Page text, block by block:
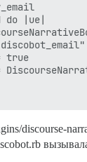
do |ue|
true
discourse-